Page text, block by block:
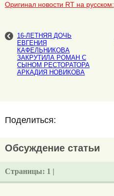
Оригинал новости RT на русском:
16-ЛЕТНЯЯ ДОЧЬ
ЕВГЕНИЯ
КАФЕЛЬНИКОВА
ЗАКРУТИЛА РОМАН С
СЫНОМ РЕСТОРАТОРА
АРКАДИЯ НОВИКОВА
Поделиться:
Обсуждение статьи
Страницы: 1 |